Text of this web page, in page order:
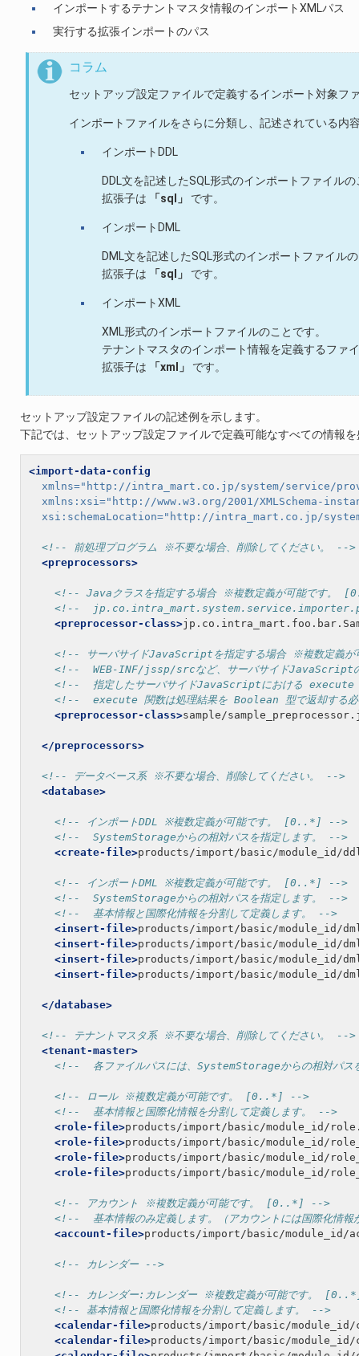
インポートするテナントマスタ情報のインポートXMLパス
実行する拡張インポートのパス
コラム
セットアップ設定ファイルで定義するインポート対象フ
インポートファイルをさらに分類し、記述されている内
インポートDDL
DDL文を記述したSQL形式のインポートファイル
拡張子は
「sql」 です。
インポートDML
DML文を記述したSQL形式のインポートファイル
拡張子は
「sql」 です。
インポートXML
XML形式のインポートファイルのことです。
テナントマスタのインポート情報を定義するファ
拡張子は
「xml」 です。
セットアップ設定ファイルの記述例を示します。
下記では、セットアップ設定ファイルで定義可能なすべての情報
<import-data-config
xmlns="http://intra_mart.co.jp/system/service/
xmlns:xsi="http://www.w3.org/2001/XMLSchema-
xsi:schemaLocation="http://intra_mart.co.jp/
<!-- 前処理プログラム ※不要な場合、削除してください。 -->
<preprocessors>
<!-- Javaクラスを指定する場合 ※複数定義が可能です
<!--
<preprocessor-class>
<!-- サーバサイドJavaScriptを指定する場合 ※複数定
<!--  WEB-INF/jssp/srcなど、サーバサイドJavaScriptの
<!--  指定したサーバサイドJavaScriptにおける execute
<!--  execute 関数は処理結果を Boolean 型で返却する必
<preprocessor-class>sample/
</preprocessors>
<!-- データベース系 ※不要な場合、削除してください。 -->
<database>
<!-- インポートDDL ※複数定義が可能です。 [0..*] -->
<!--  SystemStorageからの相対パスを指定します。 -->
<create-file>products/import/basic/module_id/
<!-- インポートDML ※複数定義が可能です。 [0..*] -->
<!--  SystemStorageからの相対パスを指定します。 -->
<!--  基本情報と国際化情報を分割して定義します。 -->
<insert-file>products/import/basic/module_id/
<insert-file>products/import/basic/module_id/
<insert-file>products/import/basic/module_id/
<insert-file>products/import/basic/module_id/
</database>
<!-- テナントマスタ系 ※不要な場合、削除してください。 -->
<tenant-master>
<!--  各ファイルパスには、SystemStorageからの相対パス
<!-- ロール ※複数定義が可能です。 [0..*] -->
<!--  基本情報と国際化情報を分割して定義します。 -->
<role-file>products/import/basic/module_id/
<role-file>products/import/basic/module_id/
<role-file>products/import/basic/module_id/
<role-file>products/import/basic/module_id/
<!-- アカウント ※複数定義が可能です。 [0..*] -->
<!--  基本情報のみ定義します。（アカウントには国際化情
<account-file>products/import/basic/module_id/
<!-- カレンダー -->
<!-- カレンダー:カレンダー ※複数定義が可能です。
<!-- 基本情報と国際化情報を分割して定義します。 -->
<calendar-file>products/import/basic/module_id/
<calendar-file>products/import/basic/module_id/